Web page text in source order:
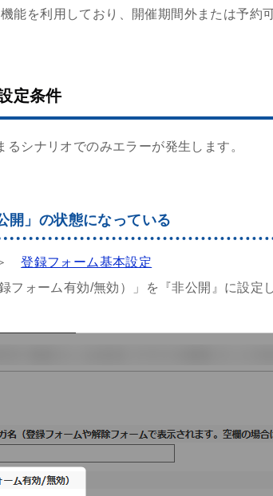
能を利用しており、開催期間外または予約
定条件
るシナリオでのみエラーが発生します。
開」の状態になっている
＞登録フォーム基本設定
フォーム有効/無効）」を『非公開』に設定